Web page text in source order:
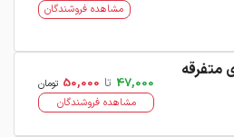
مشاهده فروشندگان
47,000 تا 50,000 تومان
مشاهده فروشندگان